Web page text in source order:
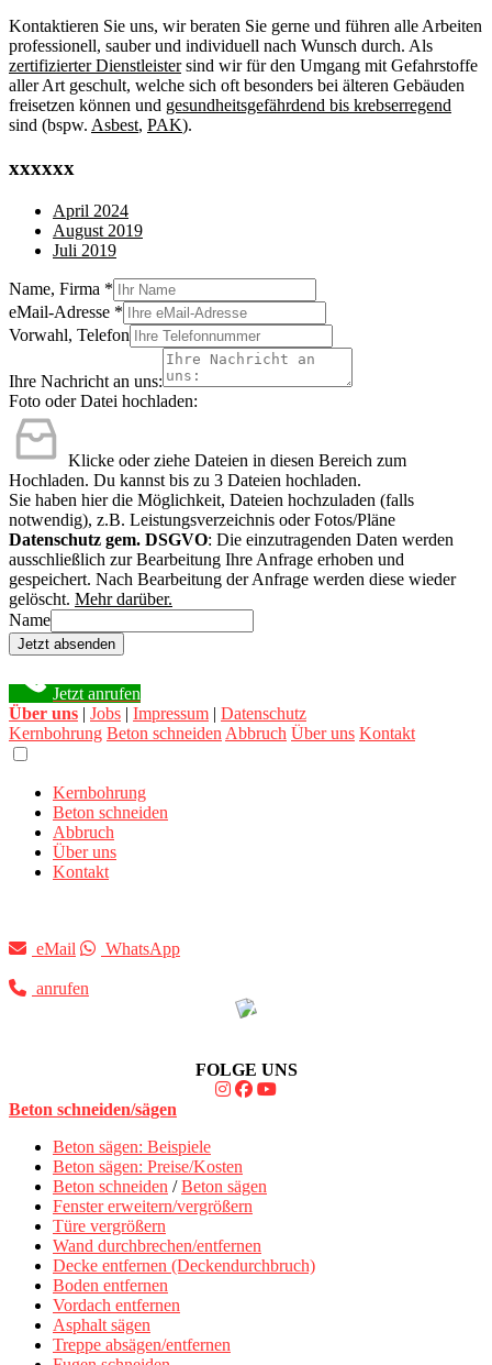
Kontaktieren Sie uns, wir beraten Sie gerne und führen alle Arbeiten
professionell, sauber und individuell nach Wunsch durch. Als
zertifizierter Dienstleistersind wir für den Umgang mit Gefahrstoffe
aller Art geschult, welche sich oft besonders bei älteren Gebäuden
freisetzen können und gesundheitsgefährdend bis krebserregend
sind (bspw. Asbest, PAK).
xxxxxx
April 2024
August 2019
Juli 2019
Name, Firma *
eMail-Adresse *
Vorwahl, Telefon
Ihre Nachricht an uns:
Foto oder Datei hochladen:
Klicke oder ziehe Dateien in diesen Bereich zum
Hochladen. Du kannst bis zu 3 Dateien hochladen.
Sie haben hier die Möglichkeit, Dateien hochzuladen (falls
notwendig), z.B. Leistungsverzeichnis oder Fotos/Pläne
Datenschutz gem. DSGVO: Die einzutragenden Daten werden
ausschließlich zur Bearbeitung Ihre Anfrage erhoben und
gespeichert. Nach Bearbeitung der Anfrage werden diese wieder
gelöscht. Mehr darüber.
Name
Jetzt absenden
Jetzt anrufen
Über uns | Jobs | Impressum | Datenschutz
Kernbohrung Beton schneiden Abbruch Über uns Kontakt
Kernbohrung
Beton schneiden
Abbruch
Über uns
Kontakt
eMail WhatsApp
anrufen
FOLGE UNS
Beton schneiden/sägen
Beton sägen: Beispiele
Beton sägen: Preise/Kosten
Beton schneiden /Beton sägen
Fenster erweitern/vergrößern
Türe vergrößern
Wand durchbrechen/entfernen
Decke entfernen (Deckendurchbruch)
Boden entfernen
Vordach entfernen
Asphalt sägen
Treppe absägen/entfernen